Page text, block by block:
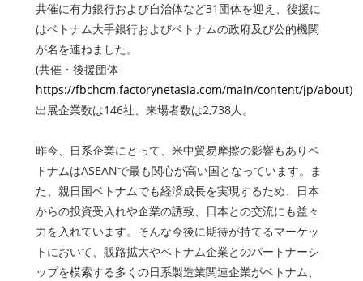
共催に有力銀行および自治体など31団体を迎え、後援に
はベトナム大手銀行およびベトナムの政府及び公的機関
が名を連ねました。
(共催・後援団体
https://fbchcm.factorynetasia.com/main/content/jp/about)
出展企業数は146社、来場者数は2,738人。
昨今、日系企業にとって、米中貿易摩擦の影響もありベ
トナムはASEANで最も関心が高い国となっています。ま
た、親日国ベトナムでも経済成長を実現するため、日本
からの投資受入れや企業の誘致、日本との交流にも益々
力を入れています。そんな今後に期待が持てるマーケッ
トにおいて、販路拡大やベトナム企業とのパートナーシ
ップを模索する多くの日系製造業関連企業がベトナム、